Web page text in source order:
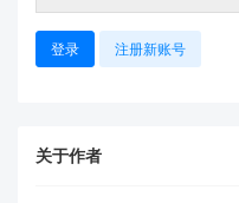
登录 注册新账号
关于作者